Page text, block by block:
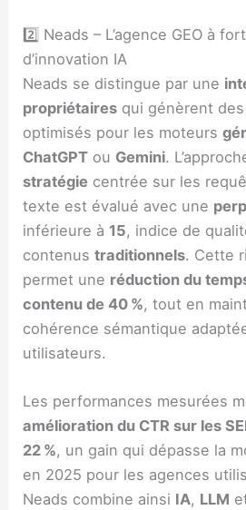
2️⃣ Neads – L’agence GEO à
d’innovation IA
Neads se distingue par une
propriétaires qui génèrent
optimisés pour les moteurs
ChatGPT ou Gemini.
stratégie centrée sur les
texte est évalué avec une
inférieure à 15, indice de
contenustraditionnels. Cette
permet une réduction du
contenu de 40 %, tout en
cohérence sémantique
utilisateurs.
Les performances mesurées
amélioration du CTR sur les
22 %, un gain qui dépasse la
en 2025 pour les agences
Neads combine ainsi IA, LLM